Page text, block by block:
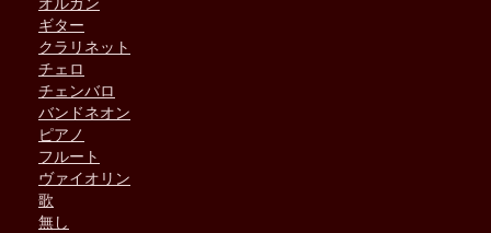
オルガン
ギター
クラリネット
チェロ
チェンバロ
バンドネオン
ピアノ
フルート
ヴァイオリン
歌
無し